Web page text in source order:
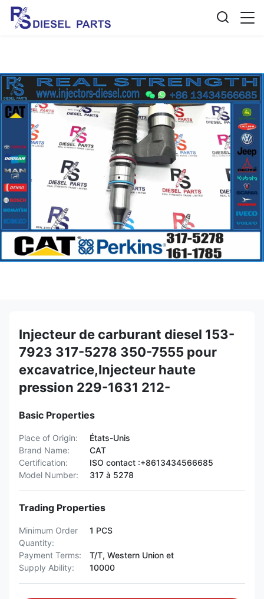
Injecteur de carburant diesel 153-
7923 317-5278 350-7555 pour
excavatrice,Injecteur haute
pression 229-1631 212-
Basic Properties
Place of Origin:
États-Unis
Brand Name:
CAT
Certification:
ISO contact :+8613434566685
Model Number:
317 à 5278
Trading Properties
Minimum Order
Quantity:
1 PCS
Payment Terms:
T/T, Western Union et
Supply Ability:
10000